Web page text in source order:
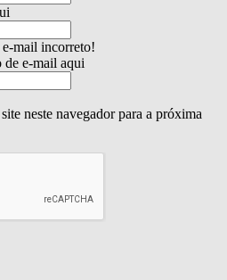
mail incorreto!
de e-mail aqui
neste navegador para a próxima